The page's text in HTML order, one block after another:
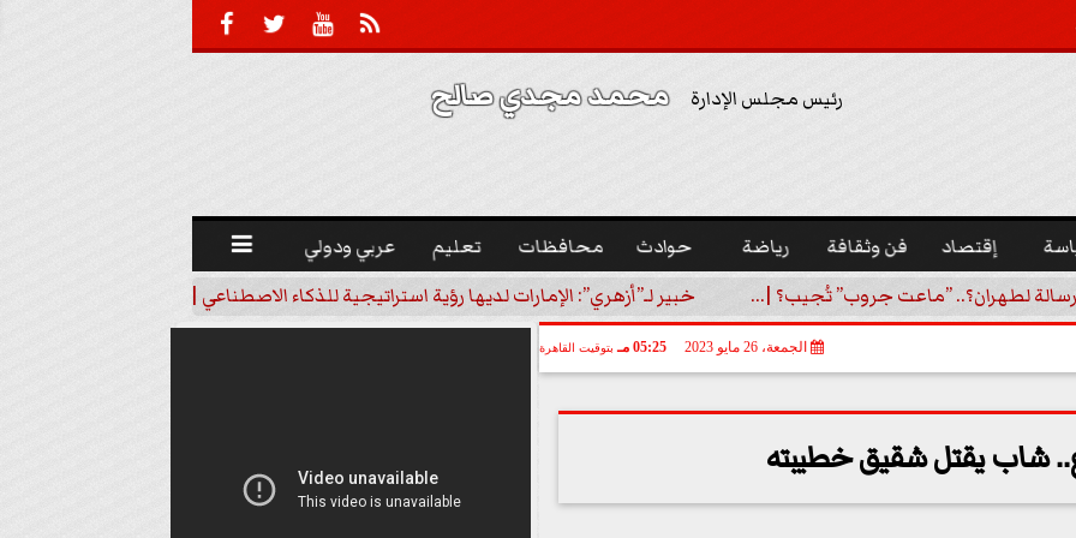
  

رئيس مجلس الإدارة محمد مجدي صالح
إقتصاد فن وثقافة رياضة حوادث محافظات تعليم عربي ودولي 
لطهران؟.. ”ماعت جروب” تُجيب؟ |... خبير لـ”أزهري”: الإمارات لديها رؤية استراتيجية للذكاء الاصطناعي | فيديو
الجمعة، 26 مايو 2023 05:25 مـ بتوقيت القاهرة
شاب يقتل شقيق خطيبته